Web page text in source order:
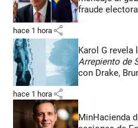
fraude
hace 1 hora share
Karol G revela
Arrepiento de
con Drake,
hace 1 hora share
MinHacienda